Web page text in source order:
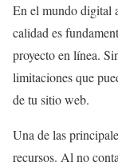
En el mundo digital
calidad es
proyecto en línea.
limitaciones que
de tu sitio web.
Una de las
recursos. Al no